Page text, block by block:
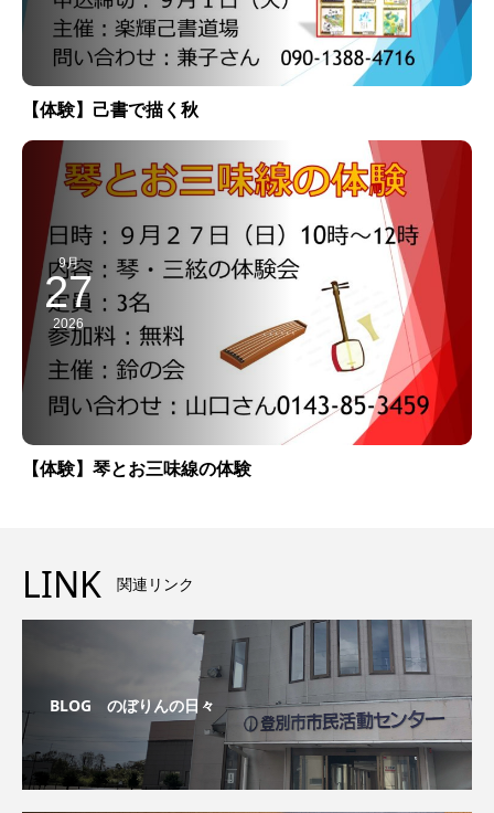
【体験】己書で描く秋
9月
27
2026
【体験】琴とお三味線の体験
LINK 関連リンク
BLOG のぼりんの日々